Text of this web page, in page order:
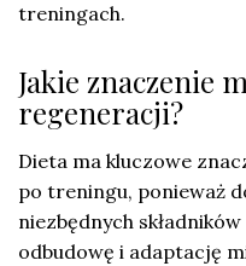
treningach.
Jakie znaczenie
regeneracji?
Dieta ma kluczowe
po treningu, ponieważ
niezbędnych
odbudowę i adaptację